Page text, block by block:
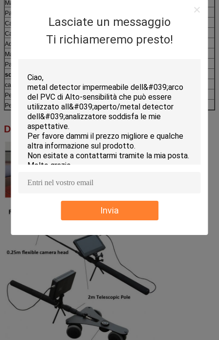
Lasciate un messaggio
Ti richiameremo presto!
Invia
Macchina fotografica flessibile del palo 1*
Palo telescopico della lega di alluminio 1*
Cavo di 1* HDMI
Cavo di 1* USB
Adattatore di CA 1*
Manuale dell'utente 1*
Pacchetto:
scatola dell'aria di alluminio: 64*32*14cm*1
cartone: 65*33*16cm*1
Peso netto: 2.7KG/pcs
Peso con la scatola dell'aria di alluminio: 6.7KG
Dettagli del prodotto: